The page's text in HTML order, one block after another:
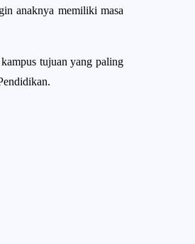
anaknya memiliki masa
tujuan yang paling